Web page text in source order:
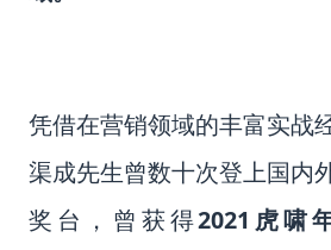
凭借在营销领域的丰富实战
渠成先生曾数十次登上国内
奖台， 曾获得2021虎啸